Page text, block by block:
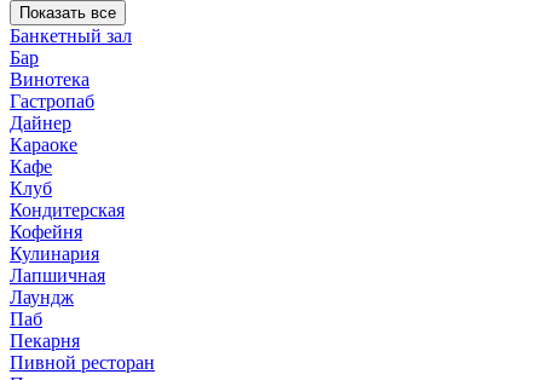
Показать все
Банкетный зал
Бар
Винотека
Гастропаб
Дайнер
Караоке
Кафе
Клуб
Кондитерская
Кофейня
Кулинария
Лапшичная
Лаундж
Паб
Пекарня
Пивной ресторан